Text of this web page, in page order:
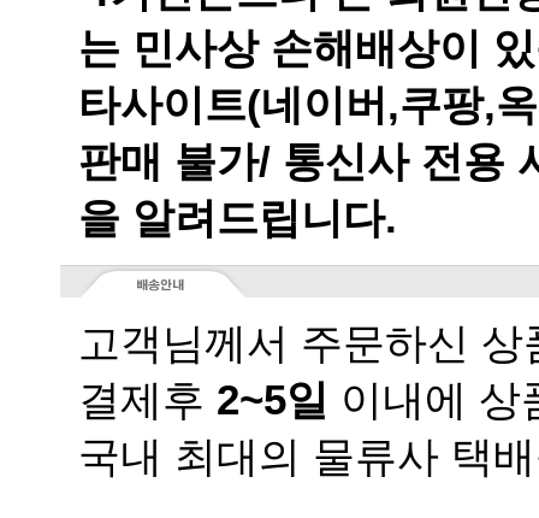
는 민사상 손해배상이
을 알려드립니다.
고객님께서 주문하신
결제후 2~5일 이내에 상
국내 최대의 물류사 택